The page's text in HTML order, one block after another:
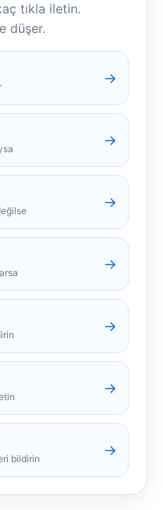
tıkla iletin.
düşer.
→
→
→
→
→
→
bildirin
→